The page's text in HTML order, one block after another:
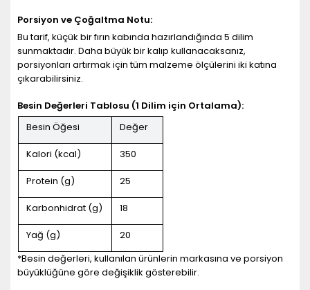
Porsiyon ve Çoğaltma Notu:
Bu tarif, küçük bir fırın kabında hazırlandığında 5 dilim
sunmaktadır. Daha büyük bir kalıp kullanacaksanız,
porsiyonları artırmak için tüm malzeme ölçülerini iki katına
çıkarabilirsiniz.
Besin Değerleri Tablosu (1 Dilim için Ortalama):
Besin Öğesi
Değer
Kalori (kcal) 350
Protein (g) 25
Karbonhidrat (g) 18
Yağ (g)
20
*Besin değerleri, kullanılan ürünlerin markasına ve porsiyon
büyüklüğüne göre değişiklik gösterebilir.